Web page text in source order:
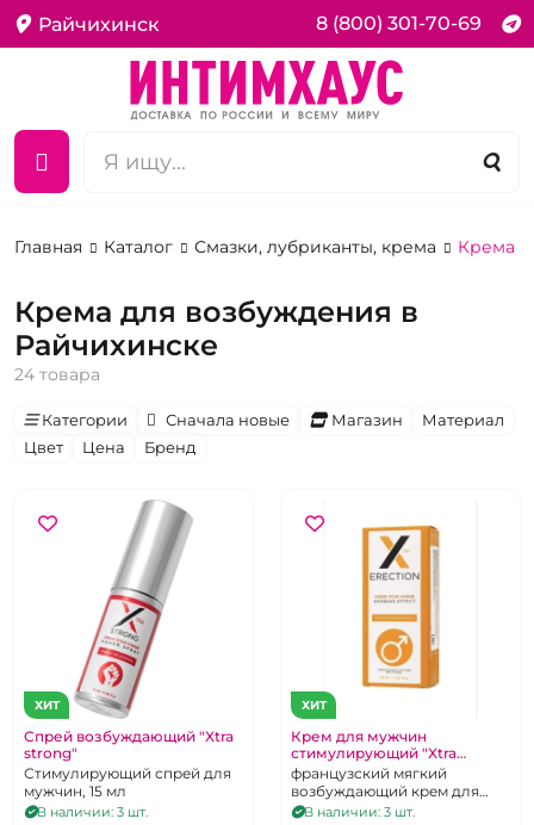
Райчихинск 8 (800) 301-70-69
Главная Каталог Смазки, лубриканты, крема Крема
Крема для возбуждения в
Райчихинске
24 товара
Категории Сначала новые Магазин
Материал
Цвет
Цена Бренд
ХИТ
Спрей возбуждающий "Xtra
strong"
Стимулирующий спрей для
мужчин, 15 мл
В наличии: 3 шт.
ХИТ
Крем для мужчин
стимулирующий "Xtra
Erection" 40 мл
французский мягкий
возбуждающий крем для
мужчин.
В наличии: 3 шт.